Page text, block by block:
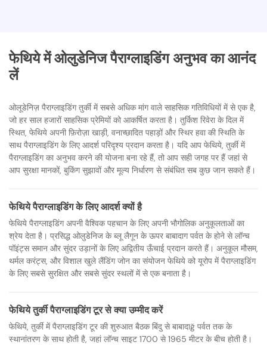
फेथिये में ओलुडेनिज पैराग्लाइडिंग अनुभव का आनंद
लें
ओलूडेनिज़ पैराग्लाइडिंग तुर्की में सबसे अधिक मांग वाले साहसिक गतिविधियों में से एक है,
जो हर साल हजारों साहसिक प्रेमियों को आकर्षित करता है। तुर्किश रिवेरा के दिल में
स्थित, फेथिये अपनी फ़िरोज़ा खाड़ी, वनाच्छादित पहाड़ों और स्थिर हवा की स्थिति के
साथ पैराग्लाइडिंग के लिए आदर्श परिदृश्य प्रदान करता है। यदि आप फेथिये, तुर्की में
पैराग्लाइडिंग का अनुभव करने की योजना बना रहे हैं, तो आप सही जगह पर हैं जहां से
आप सुरक्षा मानकों, बुकिंग सुझावों और मूल्य निर्धारण से संबंधित सब कुछ जान सकते हैं।
फेथिये पैराग्लाइडिंग के लिए आदर्श क्यों है
फेथिये पैराग्लाइडिंग अपनी वैश्विक पहचान के लिए अपनी भौगोलिक अनुकूलताओं का
श्रेय देता है। प्रसिद्ध ओलुडेनिज के ब्लू लैगून के ऊपर बाबादाग पर्वत के होने से लॉन्च
पॉइंट्स समान और सुंदर उड़ानों के लिए अद्वितीय ऊँचाई प्रदान करते हैं। अनुकूल मौसम,
थर्मल करंट्स, और विशाल खुले लैंडिंग जोन का संयोजन फेथिये को यूरोप में पैराग्लाइडिंग
के लिए सबसे सुरक्षित और सबसे सुंदर स्थलों में से एक बनाता है।
फेथिये तुर्की पैराग्लाइडिंग टूर से क्या उम्मीद करें
फेथिये, तुर्की में पैराग्लाइडिंग टूर की शुरुआत बैठक बिंदु से बाबादाğ पर्वत तक के
स्थानांतरण के साथ होती है, जहां लॉन्च साइट 1700 से 1965 मीटर के बीच होती है।